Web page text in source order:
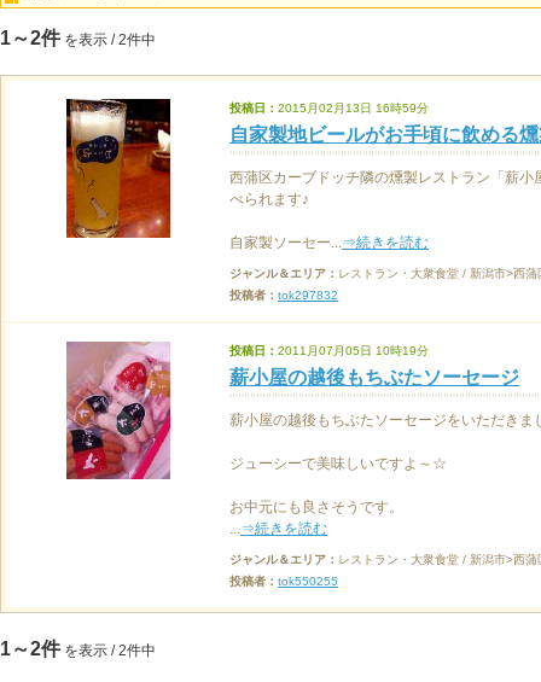
1～2件 を表示 / 2件中
投稿日： 2015月02月13日 16時59分
自家製地ビールがお手頃に飲める
西蒲区カーブドッチ隣の燻製レストラン「薪
べられます♪
自家製ソーセー...⇒続きを読む
ジャンル＆エリア： レストラン・大衆食堂 / 新潟市>西蒲
投稿者： tok297832
投稿日： 2011月07月05日 10時19分
薪小屋の越後もちぶたソーセージ
薪小屋の越後もちぶたソーセージをいただきま
ジューシーで美味しいですよ～☆
お中元にも良さそうです。
...⇒続きを読む
ジャンル＆エリア： レストラン・大衆食堂 / 新潟市>西蒲
投稿者： tok550255
1～2件 を表示 / 2件中